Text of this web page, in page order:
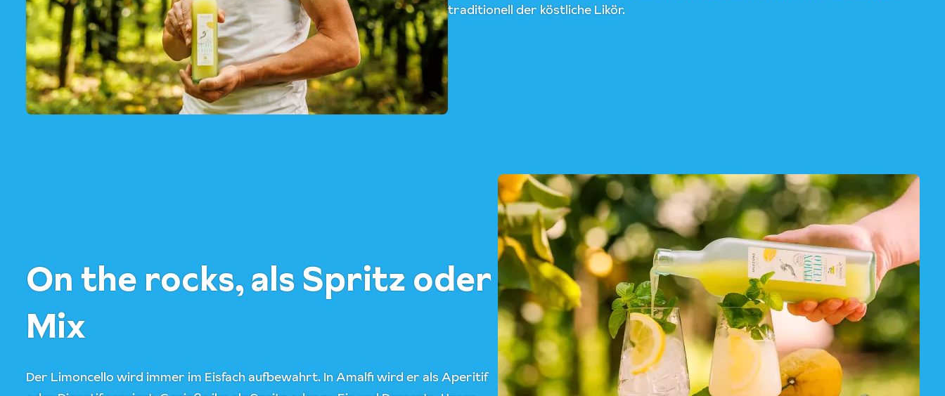
traditionell der köstliche Likör.
On the rocks, als Spritz oder
Mix
Der Limoncello wird immer im Eisfach aufbewahrt. In Amalfi wird er als Aperitif